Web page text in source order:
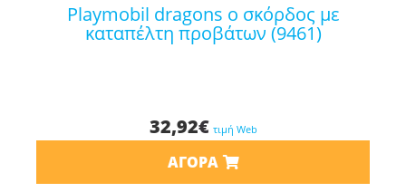
playmobil dragons ο σκόρδος με
καταπέλτη προβάτων (9461)
32,92€ τιμή Web
ΑΓΟΡΆ